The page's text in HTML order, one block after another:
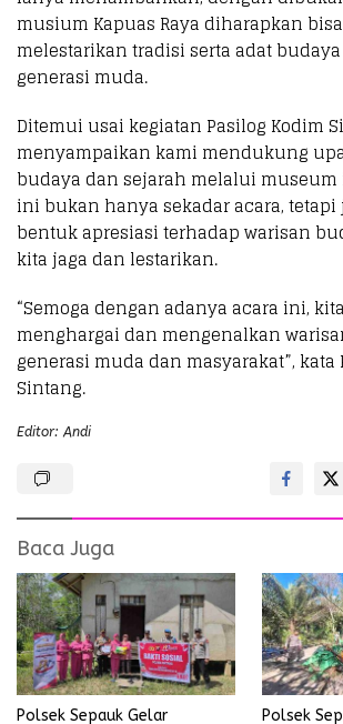
musium Kapuas Raya diharapkan
melestarikan tradisi serta adat
generasi muda.
Ditemui usai kegiatan Pasilog Kodim
menyampaikan kami mendukung
budaya dan sejarah melalui museum
ini bukan hanya sekadar acara, tetapi
bentuk apresiasi terhadap warisan
kita jaga dan lestarikan.
“Semoga dengan adanya acara ini,
menghargai dan mengenalkan
generasi muda dan masyarakat”, kata
Sintang.
Editor: Andi
Baca Juga
Polsek Sepauk Gelar Polsek